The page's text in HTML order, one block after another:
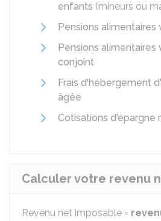
enfants (mineurs ou
Pensions alimentaires
Pensions alimentaires
conjoint
Frais d'hébergement
âgée
Cotisations d'épargne
Calculer votre revenu
Revenu net imposable =